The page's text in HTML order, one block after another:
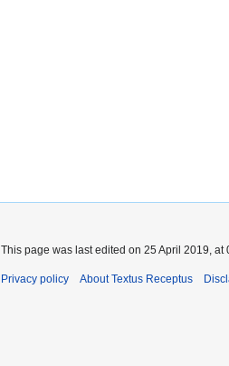
This page was last edited on 25 April 2019, at
Privacy policy About Textus Receptus